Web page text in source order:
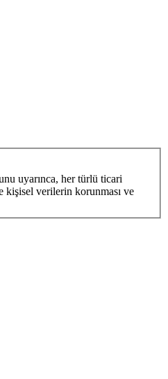
uyarınca, her türlü ticari
kişisel verilerin korunması ve